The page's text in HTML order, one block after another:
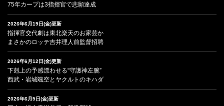
75年カープは3指揮官で悲願達成
2026年6月19日(金)更新
指揮官交代劇は東北楽天のお家芸か
まさかのロッテ吉井理人前監督招聘
2026年6月12日(金)更新
下剋上の予感漂わせる“守護神左腕”
西武・岩城颯空とヤクルトのキハダ
2026年6月5日(金)更新